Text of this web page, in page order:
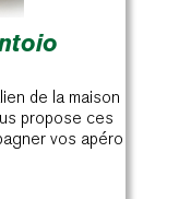
de la maison
propose ces
vos apéro